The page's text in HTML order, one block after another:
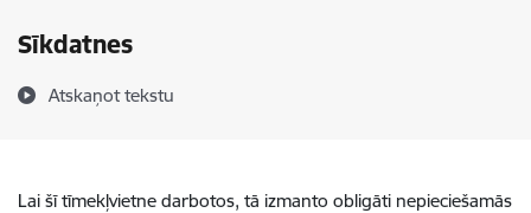
Sīkdatnes
Atskaņot tekstu
Lai šī tīmekļvietne darbotos, tā izmanto obligāti nepieciešamās